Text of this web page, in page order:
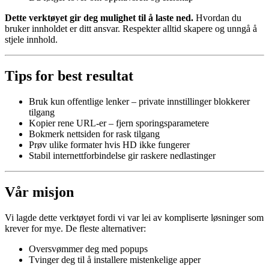
Dette verktøyet gir deg mulighet til å laste ned. Hvordan du
bruker innholdet er ditt ansvar. Respekter alltid skapere og unngå å
stjele innhold.
Tips for best resultat
Bruk kun offentlige lenker – private innstillinger blokkerer
tilgang
Kopier rene URL-er – fjern sporingsparametere
Bokmerk nettsiden for rask tilgang
Prøv ulike formater hvis HD ikke fungerer
Stabil internettforbindelse gir raskere nedlastinger
Vår misjon
Vi lagde dette verktøyet fordi vi var lei av kompliserte løsninger som
krever for mye. De fleste alternativer:
Oversvømmer deg med popups
Tvinger deg til å installere mistenkelige apper